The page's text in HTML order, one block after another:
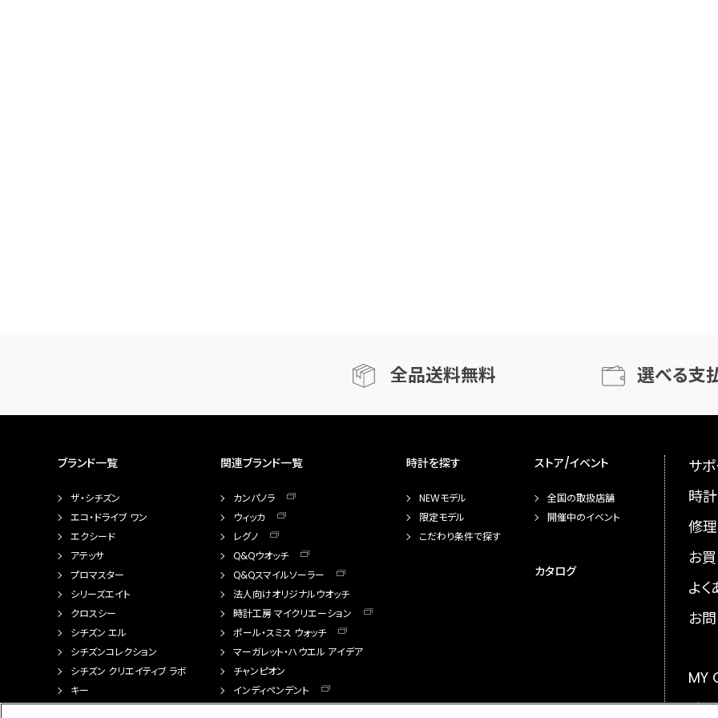
全品送料無料 選べる支
ブランド一覧
ザ・シチズン
エコ・ドライブ ワン
エクシード
アテッサ
プロマスター
シリーズエイト
クロスシー
シチズン エル
シチズンコレクション
シチズン クリエイティブ ラボ
キー
関連ブランド一覧
カンパノラ
ウィッカ
レグノ
Q&Qウオッチ
Q&Qスマイルソーラー
法人向けオリジナルウオッチ
時計工房 マイクリエーション
ポール・スミス ウォッチ
マーガレット・ハウエル アイデア
チャンピオン
インディペンデント
時計を探す
NEWモデル
限定モデル
こだわり条件で探す
ストア/イベント
全国の取扱店舗
開催中のイベント
カタログ
サ
時
修理
お
よ
お
MY
メ